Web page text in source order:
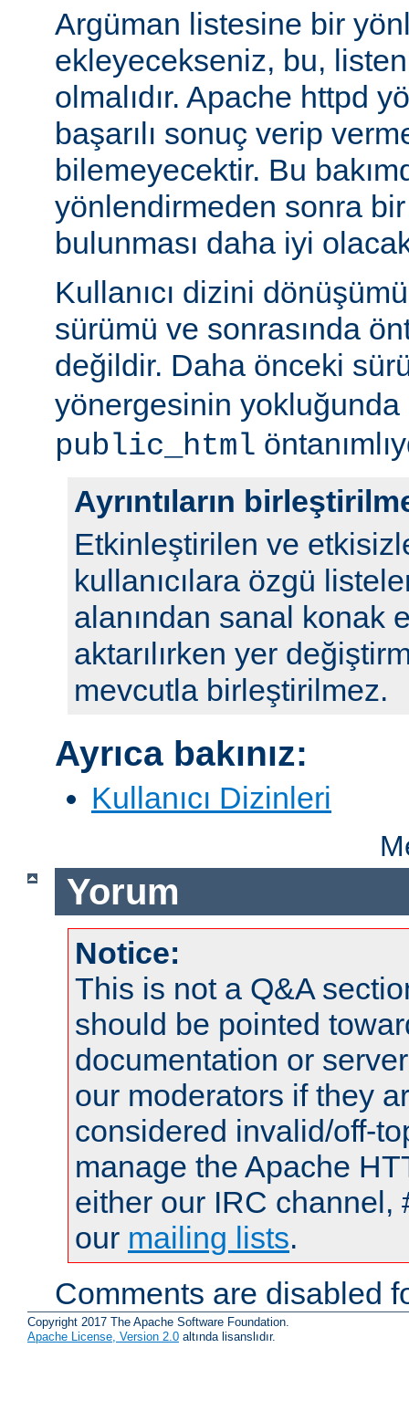
Argüman listesine bir
ekleyecekseniz, bu,
olmalıdır. Apache httpd
başarılı sonuç verip
bilemeyecektir. Bu
yönlendirmeden sonra
bulunması daha iyi
Kullanıcı dizini
sürümü ve sonrasında
değildir. Daha önceki
yönergesinin yokluğunda
public_html
Ayrıntıların
Etkinleştirilen ve
kullanıcılara özgü
alanından sanal konak
aktarılırken yer
mevcutla birleştirilmez.
Ayrıca bakınız:
Kullanıcı Dizinleri
Yorum
Notice:
This is not a Q&A
should be pointed
documentation or
our moderators if they
considered invalid/off-
manage the Apache
either our IRC channel,
our mailing lists.
Comments are disabled
Copyright 2017 The Apache Software Foundation.
Apache License, Version 2.0 altında lisanslıdır.